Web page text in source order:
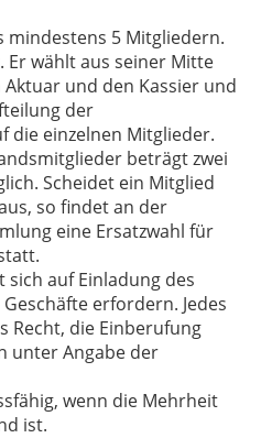
mindestens 5 Mitgliedern.
wählt aus seiner Mitte
und den Kassier und
der
die einzelnen Mitglieder.
beträgt zwei
Scheidet ein Mitglied
so findet an der
eine Ersatzwahl für
auf Einladung des
erfordern. Jedes
Recht, die Einberufung
unter Angabe der
wenn die Mehrheit
ist.